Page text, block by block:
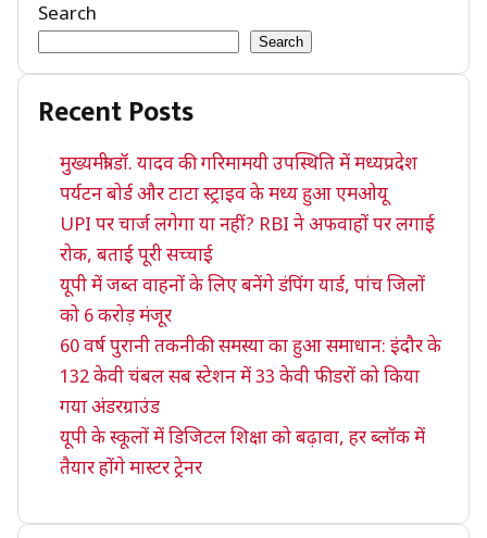
Search
Search
Recent Posts
मुख्यमंत्री डॉ. यादव की गरिमामयी उपस्थिति में मध्यप्रदेश
पर्यटन बोर्ड और टाटा स्ट्राइव के मध्य हुआ एमओयू
UPI पर चार्ज लगेगा या नहीं? RBI ने अफवाहों पर लगाई
रोक, बताई पूरी सच्चाई
यूपी में जब्त वाहनों के लिए बनेंगे डंपिंग यार्ड, पांच जिलों
को 6 करोड़ मंजूर
60 वर्ष पुरानी तकनीकी समस्या का हुआ समाधान: इंदौर के
132 केवी चंबल सब स्टेशन में 33 केवी फीडरों को किया
गया अंडरग्राउंड
यूपी के स्कूलों में डिजिटल शिक्षा को बढ़ावा, हर ब्लॉक में
तैयार होंगे मास्टर ट्रेनर